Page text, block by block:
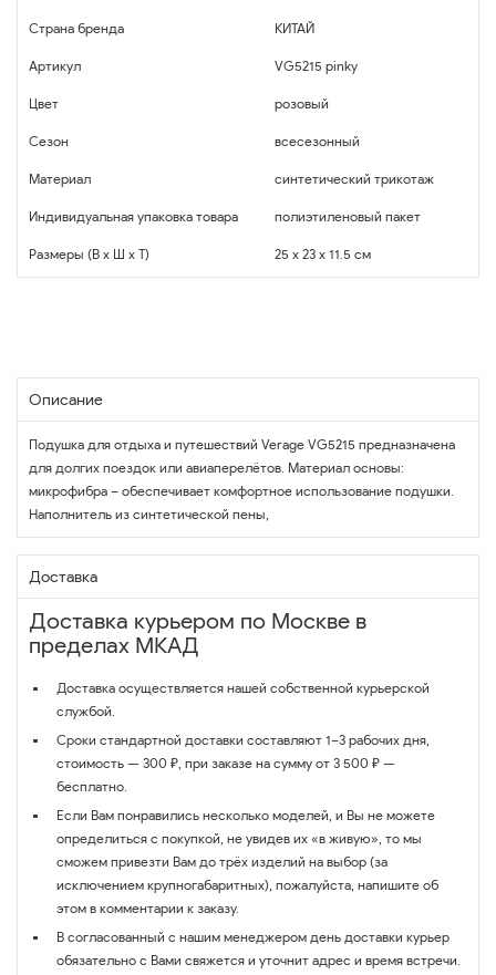
Страна бренда КИТАЙ
Артикул VG5215 pinky
Цвет розовый
Сезон всесезонный
Материал синтетический трикотаж
Индивидуальная упаковка товара полиэтиленовый пакет
Размеры (В x Ш x Т) 25 x 23 x 11.5 см
Описание
Подушка для отдыха и путешествий Verage VG5215 предназначена
для долгих поездок или авиаперелётов. Материал основы:
микрофибра – обеспечивает комфортное использование подушки.
Наполнитель из синтетической пены,
Доставка
Доставка курьером по Москве в
пределах МКАД
Доставка осуществляется нашей собственной курьерской
службой.
Сроки стандартной доставки составляют 1–3 рабочих дня,
стоимость — 300 ₽, при заказе на сумму от 3 500 ₽ —
бесплатно.
Если Вам понравились несколько моделей, и Вы не можете
определиться с покупкой, не увидев их «в живую», то мы
сможем привезти Вам до трёх изделий на выбор (за
исключением крупногабаритных), пожалуйста, напишите об
этом в комментарии к заказу.
В согласованный с нашим менеджером день доставки курьер
обязательно с Вами свяжется и уточнит адрес и время встречи.